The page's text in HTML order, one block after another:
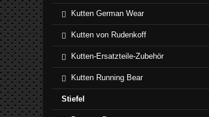
Kutten German Wear
Kutten von Rudenkoff
Kutten-Ersatzteile-Zubehör
Kutten Running Bear
Stiefel